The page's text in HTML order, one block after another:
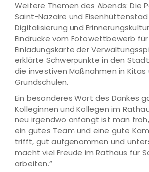
Weitere Themen des Abends: Die
Saint-Nazaire und
Digitalisierung und
Eindrücke vom Fotowettbewerb
Einladungskarte der
erklärte Schwerpunkte in den
die investiven Maßnahmen in Kitas
Grundschulen.
Ein besonderes Wort des Dankes
Kolleginnen und Kollegen im
neu irgendwo anfängt ist man
ein gutes Team und eine gute
trifft, gut aufgenommen und
macht viel Freude im Rathaus für
arbeiten.“